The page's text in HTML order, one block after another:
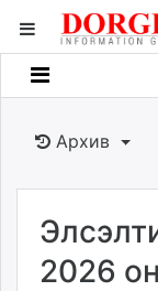
Мэдээллийн
Банк санхүү
Бизнес ААН
Төрийн
Архив
2026